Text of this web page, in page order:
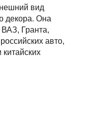
вид
декора. Она
Гранта,
авто,